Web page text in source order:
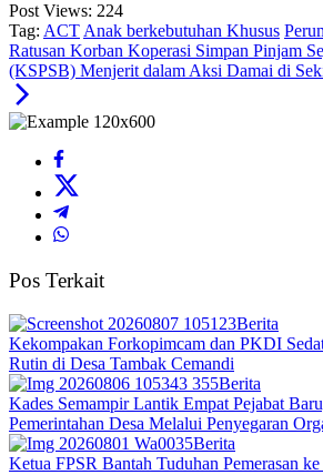
Post Views: 224
Tag: ACT Anak berkebutuhan Khusus
Ratusan Korban Koperasi Simpan Pinjam
(KSPSB) Menjerit dalam Aksi Damai di
Pos Terkait
Berita
Kekompakan Forkopimcam dan PKDI
Rutin di Desa Tambak Cemandi
Berita
Kades Semampir Lantik Empat Pejabat
Pemerintahan Desa Melalui Penyegaran
Berita
Ketua FPSR Bantah Tuduhan Pemerasan